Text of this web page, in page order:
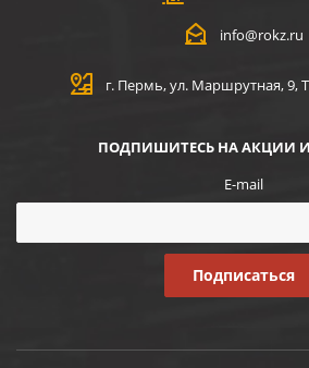
info@rokz.ru
г. Пермь, ул. Маршрутная, 9,
ПОДПИШИТЕСЬ НА АКЦИИ
E-mail